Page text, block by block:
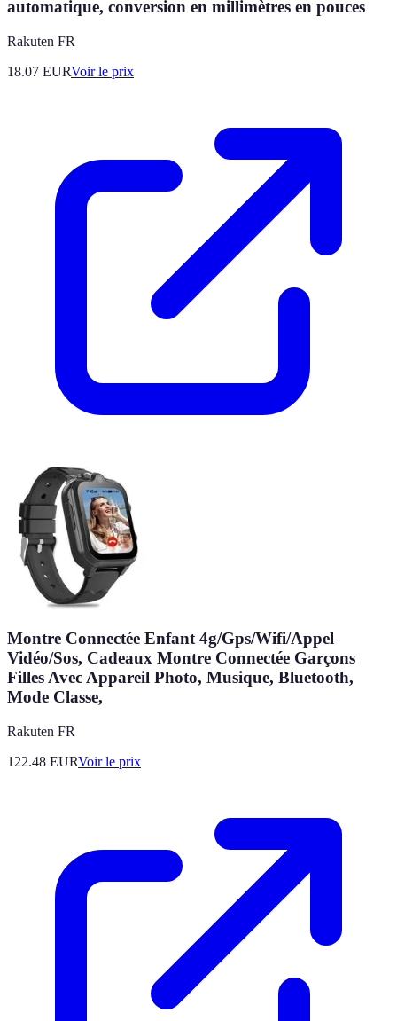
automatique, conversion en millimètres en pouces
Rakuten FR
18.07 EURVoir le prix
Montre Connectée Enfant 4g/Gps/Wifi/Appel
Vidéo/Sos, Cadeaux Montre Connectée Garçons
Filles Avec Appareil Photo, Musique, Bluetooth,
Mode Classe,
Rakuten FR
122.48 EURVoir le prix